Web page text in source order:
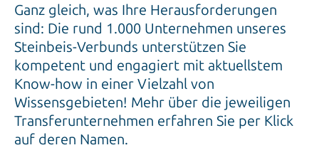
Ganz gleich, was Ihre Herausforderungen
sind: Die rund 1.000 Unternehmen unseres
Steinbeis-Verbunds unterstützen Sie
kompetent und engagiert mit aktuellstem
Know-how in einer Vielzahl von
Wissensgebieten! Mehr über die jeweiligen
Transferunternehmen erfahren Sie per Klick
auf deren Namen.